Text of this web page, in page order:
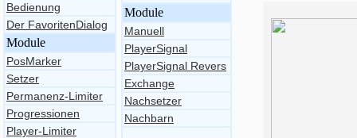
Bedienung
Der FavoritenDialog
Module
PosMarker
Setzer
Permanenz-Limiter
Progressionen
Player-Limiter
Module
Manuell
PlayerSignal
PlayerSignal Revers
Exchange
Nachsetzer
Nachbarn